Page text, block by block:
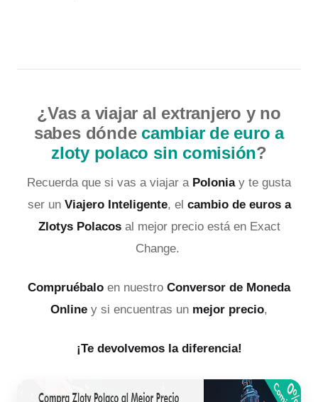
¿Vas a viajar al extranjero y no
sabes dónde cambiar de euro a
zloty polaco sin comisión?
Recuerda que si vas a viajar a Polonia y te gusta
ser un Viajero Inteligente, el cambio de euros a
Zlotys Polacosal mejor precio está en Exact
Change.
Compruébalo en nuestro Conversor de Moneda
Online y si encuentras un mejor precio,
¡Te devolvemos la diferencia!